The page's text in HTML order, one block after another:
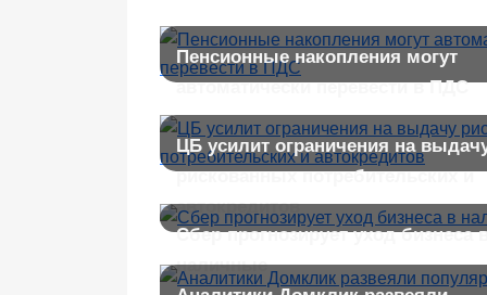
Пенсионные накопления могут
автоматически перевести в ПДС
ЦБ усилит ограничения на
рискованных потребительских и
автокредитов
Сбер прогнозирует уход бизнеса
наличные